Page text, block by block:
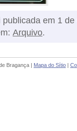
em 1
Arquivo.
Bragança | Mapa do Sítio |